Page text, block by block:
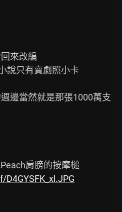
來改編
說只有賣劇照小卡
邊當然就是那張1000萬支